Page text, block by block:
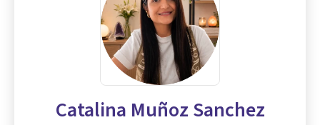
Catalina Muñoz Sanchez